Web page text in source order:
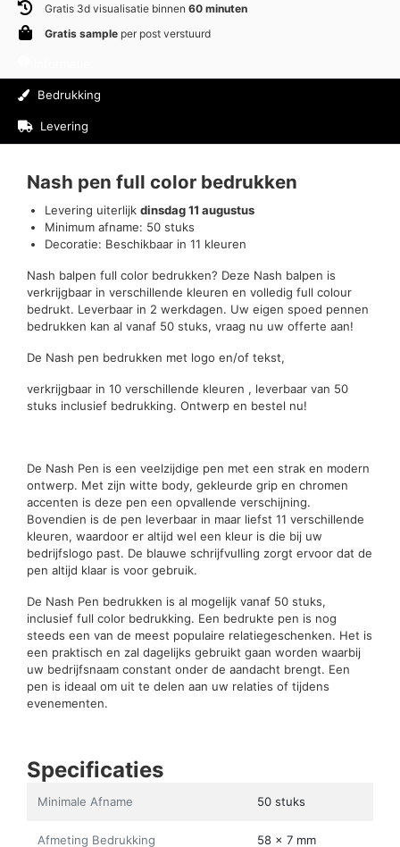
Gratis 3d visualisatie binnen 60 minuten
Gratis sample per post verstuurd
Bedrukking
Levering
Nash pen full color bedrukken
Levering uiterlijk dinsdag 11 augustus
Minimum afname: 50 stuks
Decoratie: Beschikbaar in 11 kleuren
Nash balpen full color bedrukken? Deze Nash balpen is
verkrijgbaar in verschillende kleuren en volledig full colour
bedrukt. Leverbaar in 2 werkdagen. Uw eigen spoed pennen
bedrukken kan al vanaf 50 stuks, vraag nu uw offerte aan!
De Nash pen bedrukken met logo en/of tekst,
verkrijgbaar in 10 verschillende kleuren , leverbaar van 50
stuks inclusief bedrukking. Ontwerp en bestel nu!
De Nash Pen is een veelzijdige pen met een strak en modern
ontwerp. Met zijn witte body, gekleurde grip en chromen
accenten is deze pen een opvallende verschijning.
Bovendien is de pen leverbaar in maar liefst 11 verschillende
kleuren, waardoor er altijd wel een kleur is die bij uw
bedrijfslogo past. De blauwe schrijfvulling zorgt ervoor dat de
pen altijd klaar is voor gebruik.
De Nash Pen bedrukken is al mogelijk vanaf 50 stuks,
inclusief full color bedrukking. Een bedrukte pen is nog
steeds een van de meest populaire relatiegeschenken. Het is
een praktisch en zal dagelijks gebruikt gaan worden waarbij
uw bedrijfsnaam constant onder de aandacht brengt. Een
pen is ideaal om uit te delen aan uw relaties of tijdens
evenementen.
Specificaties
Minimale Afname 50 stuks
Afmeting Bedrukking 58 x 7 mm